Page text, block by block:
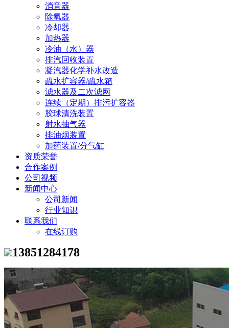
消音器
除氧器
冷却器
加热器
冷油（水）器
排汽回收装置
凝汽器化学补水改造
疏水扩容器/疏水箱
滤水器及二次滤网
连续（定期）排污扩容器
胶球清洗装置
射水抽气器
排油烟装置
加药装置/分气缸
资质荣誉
合作案例
公司视频
新闻中心
公司新闻
行业知识
联系我们
在线订购
13851284178